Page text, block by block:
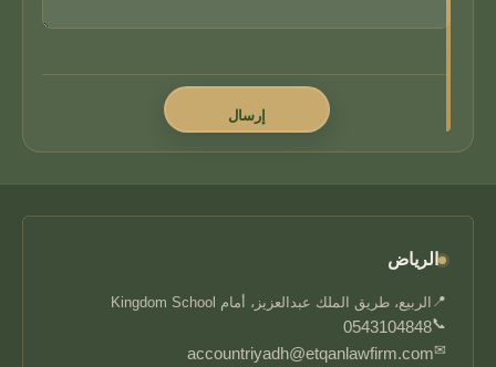
الرياض
📍 الربيع، طريق الملك عبدالعزيز، أمام Kingdom School
📞
0543104848
✉
accountriyadh@etqanlawfirm.com